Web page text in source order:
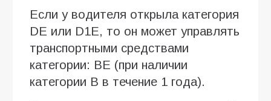
Если у водителя открыла категория
DE или D1E, то он может управлять
транспортными средствами
категории: BE (при наличии
категории В в течение 1 года).